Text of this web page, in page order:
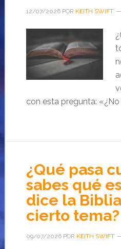
12/07/2026POR KEITH SWIFT
con esta pregunta:
¿Qué pasa
sabes qué
dice la
cierto tema?
09/07/2026POR KEITH SWIFT